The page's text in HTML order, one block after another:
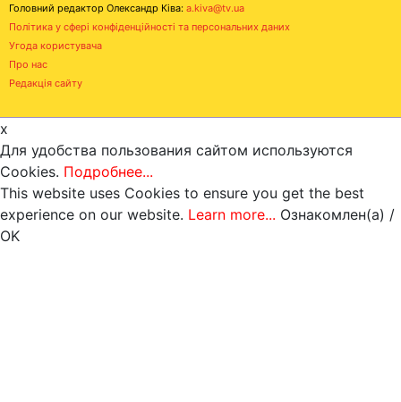
Головний редактор Олександр Ківа: a.kiva@tv.ua
Політика у сфері конфіденційності та персональних даних
Угода користувача
Про нас
Редакція сайту
x
Для удобства пользования сайтом используются
Cookies. Подробнее...
This website uses Cookies to ensure you get the best
experience on our website. Learn more... Ознакомлен(а) /
OK